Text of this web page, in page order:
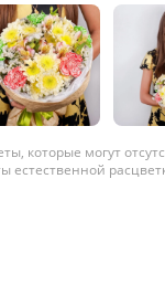
которые могут
естественной